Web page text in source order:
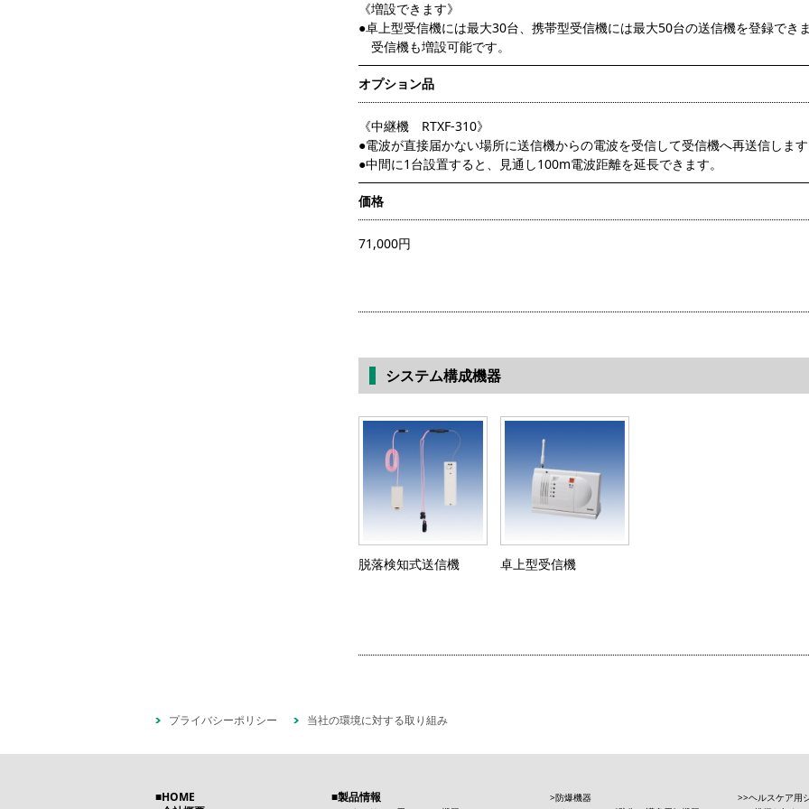
《増設できます》
●卓上型受信機には最大30台、携帯型受信機には最大50台の送信機を登録できま
受信機も増設可能です。
オプション品
《中継機 RTXF-310》
●電波が直接届かない場所に送信機からの電波を受信して受信機へ再送信します
●中間に1台設置すると、見通し100m電波距離を延長できます。
価格
71,000円
システム構成機器
脱落検知式送信機 卓上型受信機
プライバシーポリシー 当社の環境に対する取り組み
HOME
製品情報
防爆機器
ヘルスケア用